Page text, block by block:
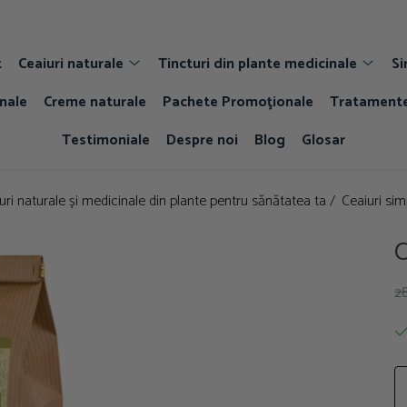
Ceaiuri naturale Tincturi din plante medicinale
Creme naturale Pachete Promoţionale
Testimoniale
Despre noi Blog Glosar
naturale și medicinale din plante pentru sănătatea ta / Ceaiuri